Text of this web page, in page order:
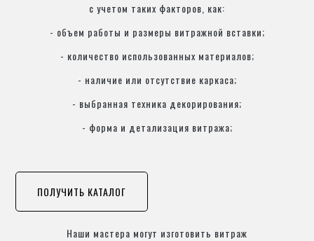
с учетом таких факторов, как:
- объем работы и размеры витражной вставки;
- количество использованных материалов;
- наличие или отсутствие каркаса;
- выбранная техника декорирования;
- форма и детализация витража;
ПОЛУЧИТЬ КАТАЛОГ
Наши мастера могут изготовить витраж